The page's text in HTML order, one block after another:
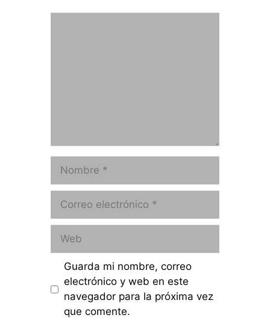
Nombre
Correo
Guarda mi nombre, correo
electrónico y web en este
navegador para la próxima vez
que comente.